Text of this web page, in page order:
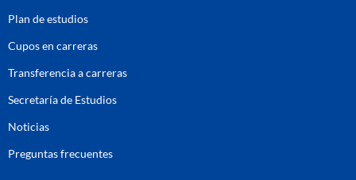
Plan de estudios
Cupos en carreras
Transferencia a carreras
Secretaría de Estudios
Noticias
Preguntas frecuentes